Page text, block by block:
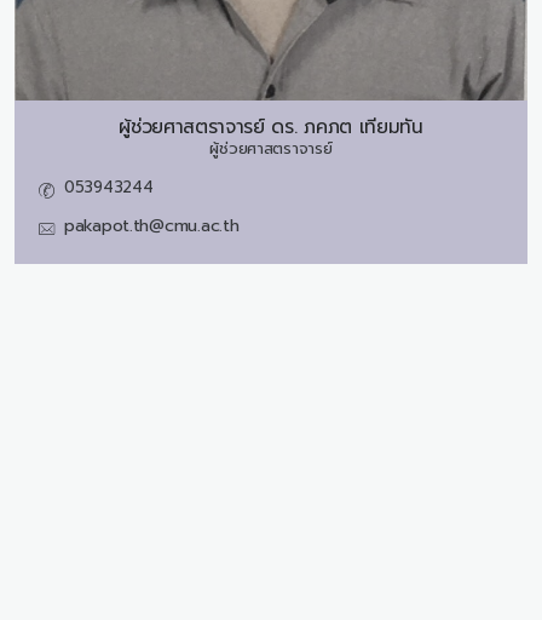
ผู้ช่วยศาสตราจารย์ ดร. ภคภต เทียมทัน
ผู้ช่วยศาสตราจารย์
053943244
pakapot.th@cmu.ac.th